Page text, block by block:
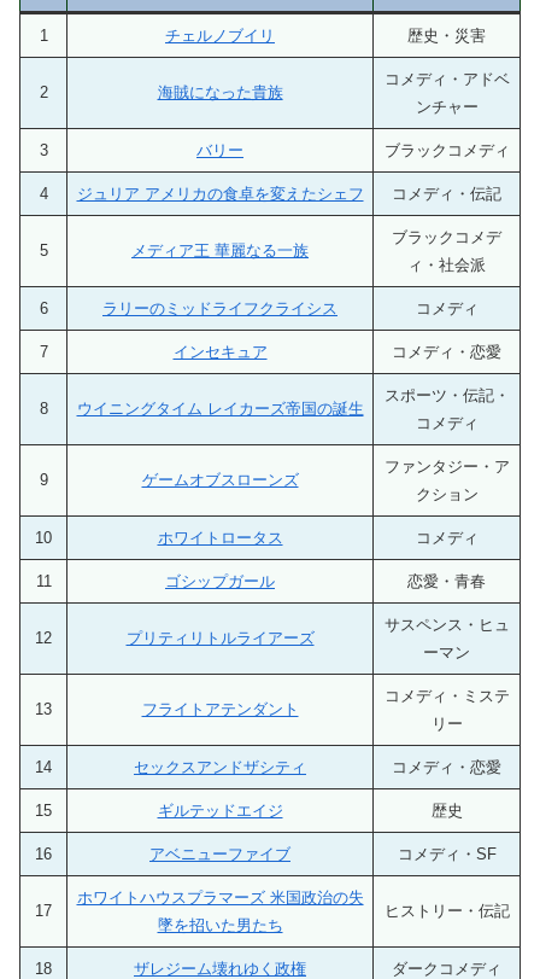
1 チェルノブイリ 歴史・災害
2 海賊になった貴族
コメディ・アドベ
ンチャー
3 バリー ブラックコメディ
4 ジュリア アメリカの食卓を変えたシェフ コメディ・伝記
5 メディア王 華麗なる一族
ブラックコメデ
ィ・社会派
6 ラリーのミッドライフクライシス コメディ
7 インセキュア コメディ・恋愛
8 ウイニングタイム レイカーズ帝国の誕生
スポーツ・伝記・
コメディ
9 ゲームオブスローンズ
ファンタジー・ア
クション
10 ホワイトロータス コメディ
11 ゴシップガール 恋愛・青春
12 プリティリトルライアーズ
サスペンス・ヒュ
ーマン
13 フライトアテンダント
コメディ・ミステ
リー
14 セックスアンドザシティ コメディ・恋愛
15 ギルテッドエイジ 歴史
16 アベニューファイブ コメディ・SF
17
ホワイトハウスプラマーズ 米国政治の失
墜を招いた男たち
ヒストリー・伝記
18 ザレジーム壊れゆく政権 ダークコメディ